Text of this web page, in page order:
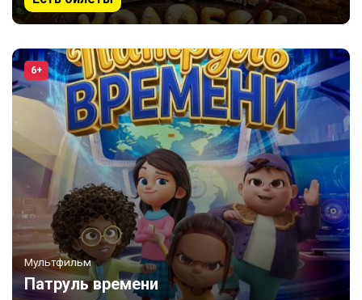
6+
Мультфильм
Патруль времени